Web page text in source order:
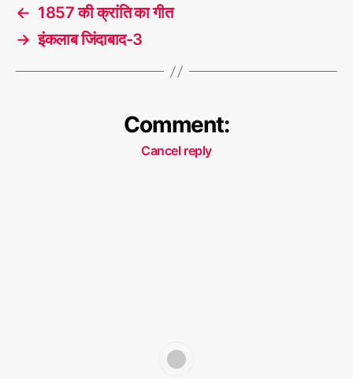
← 1857 की क्रांति का गीत
→ इंकलाब जिंदाबाद-3
Comment:
Cancel reply